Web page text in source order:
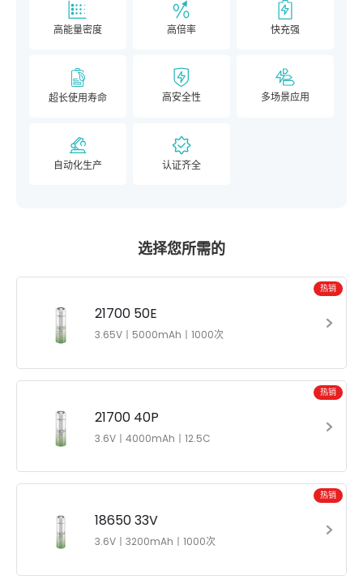
高能量密度 高倍率 快充强
超长使用寿命 高安全性 多场景应用
自动化生产 认证齐全
选择您所需的
21700 50E
3.65V丨5000mAh丨1000次
热销
21700 40P
3.6V丨4000mAh丨12.5C
热销
18650 33V
3.6V丨3200mAh丨1000次
热销